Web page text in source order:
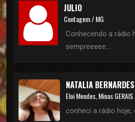
JULIO
Contagem / MG
Conhecendo a rádio
sempreeeee....
NATALIA BERNARDES
Eloi Mendes, Minas GERAIS
conheci a rádio hoje,